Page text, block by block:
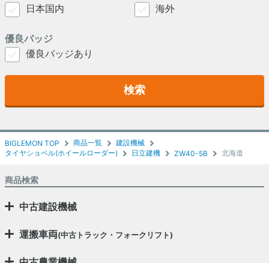
BIGLEMON TOP 商品一覧
建設機械
タイヤショベル(ホイールローダー)
日立建機 ZW40-5B 北海道
日本国内
海外
優良バッジ
優良バッジあり
検索
商品検索
中古建設機械
運搬車両(中古トラック・フォークリフト)